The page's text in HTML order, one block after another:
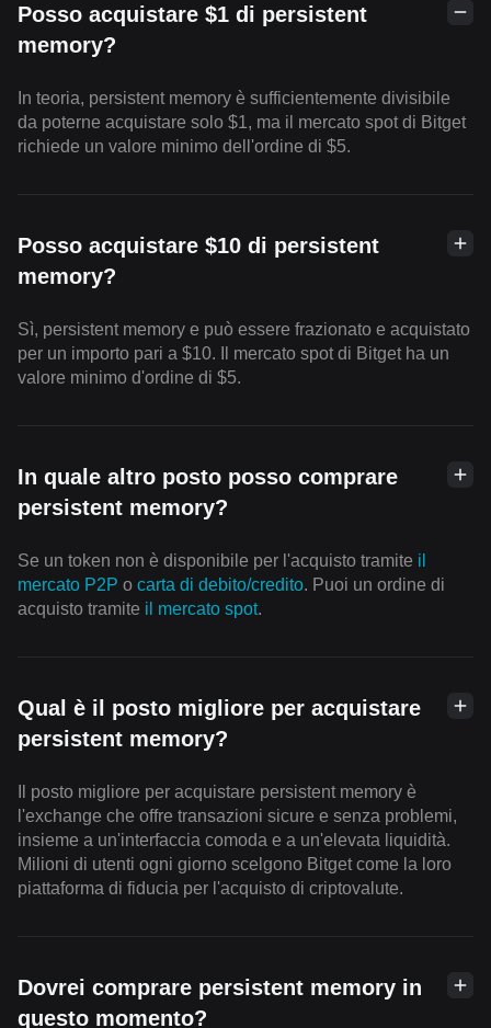
Posso acquistare $1 di persistent
memory?
In teoria, persistent memory è sufficientemente divisibile
da poterne acquistare solo $1, ma il mercato spot di Bitget
richiede un valore minimo dell'ordine di $5.
Posso acquistare $10 di persistent
memory?
Sì, persistent memory e può essere frazionato e acquistato
per un importo pari a $10. Il mercato spot di Bitget ha un
valore minimo d'ordine di $5.
In quale altro posto posso comprare
persistent memory?
Se un token non è disponibile per l'acquisto tramite il
mercato P2P o carta di debito/credito. Puoi un ordine di
acquisto tramite il mercato spot.
Qual è il posto migliore per acquistare
persistent memory?
Il posto migliore per acquistare persistent memory è
l'exchange che offre transazioni sicure e senza problemi,
insieme a un'interfaccia comoda e a un'elevata liquidità.
Milioni di utenti ogni giorno scelgono Bitget come la loro
piattaforma di fiducia per l'acquisto di criptovalute.
Dovrei comprare persistent memory in
questo momento?